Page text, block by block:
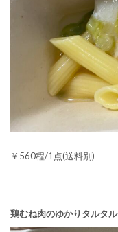
￥560程/1点(送料別)
鶏むね肉のゆかりタルタル